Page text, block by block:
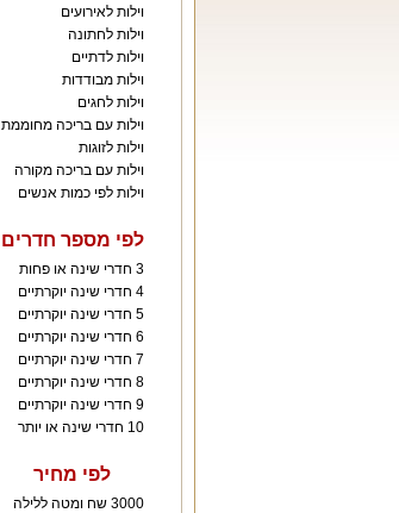
וילות לאירועים
וילות לחתונה
וילות לדתיים
וילות מבודדות
וילות לחגים
וילות עם בריכה מחוממת
וילות לזוגות
וילות עם בריכה מקורה
וילות לפי כמות אנשים
לפי מספר חדרים
3 חדרי שינה או פחות
4 חדרי שינה יוקרתיים
5 חדרי שינה יוקרתיים
6 חדרי שינה יוקרתיים
7 חדרי שינה יוקרתיים
8 חדרי שינה יוקרתיים
9 חדרי שינה יוקרתיים
10 חדרי שינה או יותר
לפי מחיר
3000 שח ומטה ללילה